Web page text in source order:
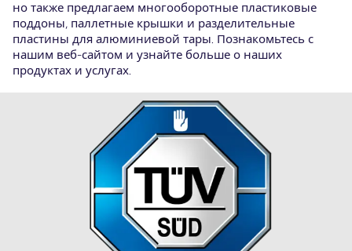
но также предлагаем многооборотные пластиковые
поддоны, паллетные крышки и разделительные
пластины для алюминиевой тары. Познакомьтесь с
нашим веб-сайтом и узнайте больше о наших
продуктах и услугах.